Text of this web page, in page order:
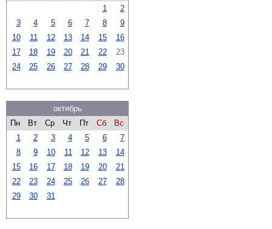
1
2
3
4 5 6 7 8
9
10
11 12 13 14 15
16
17
18 19 20 21 22
23
24
25 26 27 28 29 30
октябрь
Пн
Вт Ср Чт Пт Сб
Вс
1
2 3 4 5 6
7
8
9 10 11 12 13
14
15
16 17 18 19 20
21
22
23 24 25 26 27
28
29
30 31